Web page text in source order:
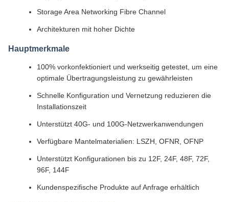
Storage Area Networking Fibre Channel
Architekturen mit hoher Dichte
Hauptmerkmale
100% vorkonfektioniert und werkseitig getestet, um eine
optimale Übertragungsleistung zu gewährleisten
Schnelle Konfiguration und Vernetzung reduzieren die
Installationszeit
Unterstützt 40G- und 100G-Netzwerkanwendungen
Verfügbare Mantelmaterialien: LSZH, OFNR, OFNP
Unterstützt Konfigurationen bis zu 12F, 24F, 48F, 72F,
96F, 144F
Kundenspezifische Produkte auf Anfrage erhältlich